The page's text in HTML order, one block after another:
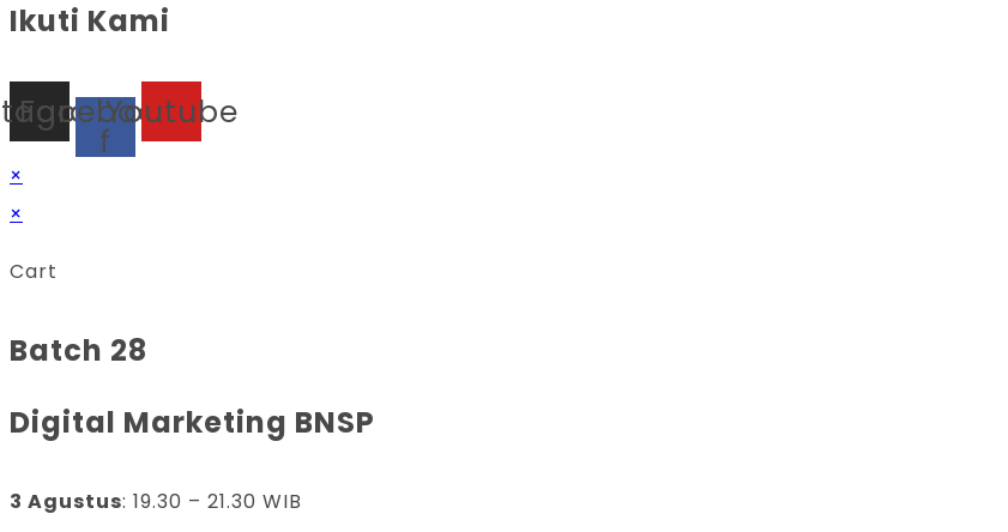
Ikuti Kami
Facebook-
f
Youtube
×
×
Cart
Batch 28
Digital Marketing BNSP
3 Agustus: 19.30 – 21.30 WIB